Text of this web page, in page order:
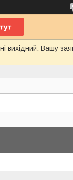
вихідний. Вашу